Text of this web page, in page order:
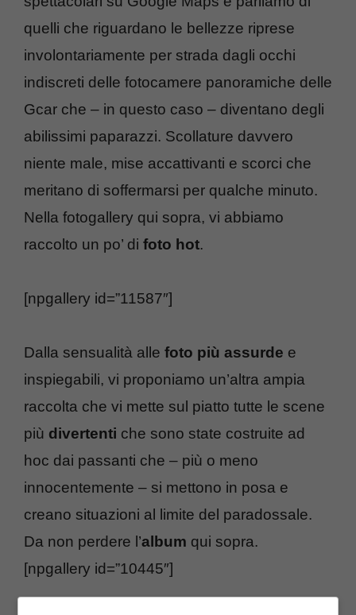
quelli che riguardano le bellezze riprese
involontariamente per strada dagli occhi
indiscreti delle fotocamere panoramiche delle
Gcar che – in questo caso – diventano degli
abilissimi paparazzi. Scollature davvero
niente male, mise accattivanti e scorci che
meritano di soffermarsi per qualche minuto.
Nella fotogallery qui sopra, vi abbiamo
raccolto un po’ di foto hot.
[npgallery id=”11587″]
Dalla sensualità alle foto più assurde e
inspiegabili, vi proponiamo un’altra ampia
raccolta che vi mette sul piatto tutte le scene
più divertenti che sono state costruite ad
hoc dai passanti che – più o meno
innocentemente – si mettono in posa e
creano situazioni al limite del paradossale.
Da non perdere l’album qui sopra.
[npgallery id=”10445″]